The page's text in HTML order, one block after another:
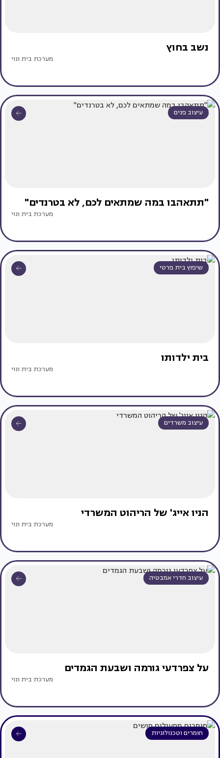
נשב בחוץ
מערכת בית ונוי
עיצוב פנים
"תתאהבו במה שמתאים לכם, לא בטרנדים"
מערכת בית ונוי
שיפוץ בית פרטי
בית ילדותו
מערכת בית ונוי
עיצוב משרדים
הניו אייג' של הריהוט המשרדי
מערכת בית ונוי
עיצוב חדרי אמבטיה
על צפרדעי גורמה ושבעת הגמדים
מערכת בית ונוי
חומרים וטכנולוגיות